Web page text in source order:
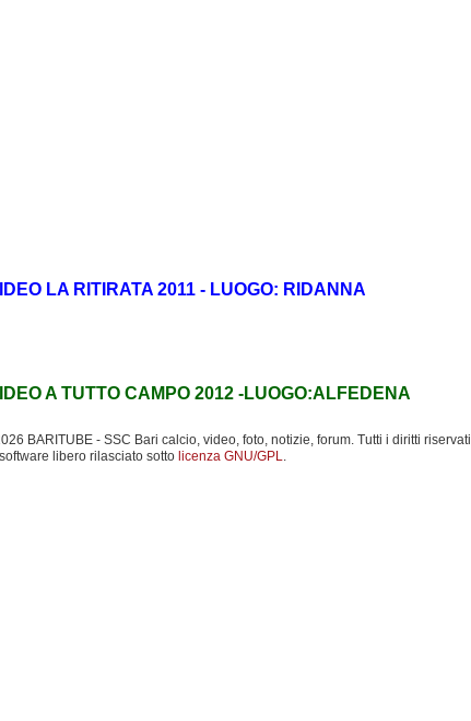
LA RITIRATA 2011 - LUOGO: RIDANNA
A TUTTO CAMPO 2012 -LUOGO:ALFEDENA
BARITUBE - SSC Bari calcio, video, foto, notizie, forum. Tutti i diritti
libero rilasciato sotto licenza GNU/GPL.